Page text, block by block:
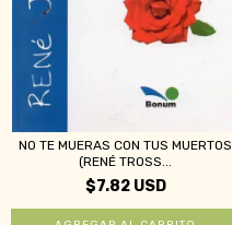
NO TE MUERAS CON TUS MUERTOS
(RENÉ TROSS...
$7.82 USD